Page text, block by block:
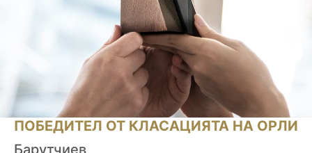
ПОБЕДИТЕЛ ОТ КЛАСАЦИЯТА НА ОРЛИ
Барутчиев